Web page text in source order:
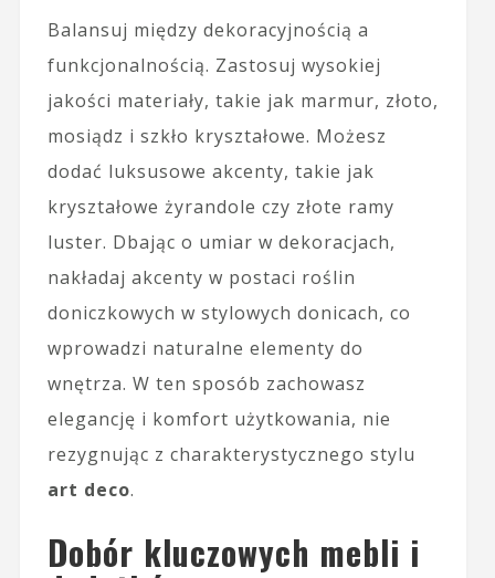
Balansuj między dekoracyjnością a
funkcjonalnością. Zastosuj wysokiej
jakości materiały, takie jak marmur, złoto,
mosiądz i szkło kryształowe. Możesz
dodać luksusowe akcenty, takie jak
kryształowe żyrandole czy złote ramy
luster. Dbając o umiar w dekoracjach,
nakładaj akcenty w postaci roślin
doniczkowych w stylowych donicach, co
wprowadzi naturalne elementy do
wnętrza. W ten sposób zachowasz
elegancję i komfort użytkowania, nie
rezygnując z charakterystycznego stylu
art deco.
Dobór kluczowych mebli i